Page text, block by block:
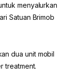
menyalurkan
Satuan Brimob
dua unit mobil
treatment.